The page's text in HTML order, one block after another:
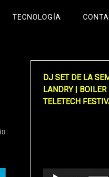
TECNOLOGÍA
0
DJ SET DE LA
LANDRY |
TELETECH